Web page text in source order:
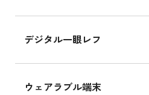
デジタル一眼レフ
ウェアラブル端末